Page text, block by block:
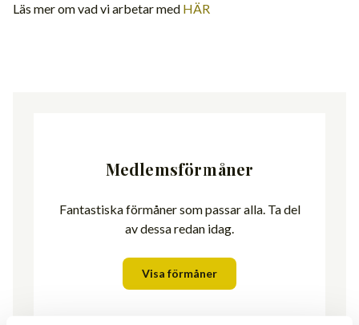
Läs mer om vad vi arbetar med HÄR
Medlemsförmåner
Fantastiska förmåner som passar alla. Ta del
av dessa redan idag.
Visa förmåner